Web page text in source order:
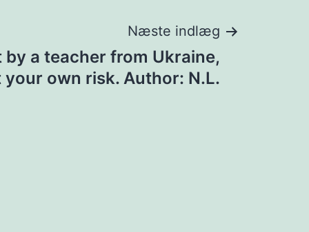
Næste indlæg
by a teacher from Ukraine,
own risk. Author: N.L.